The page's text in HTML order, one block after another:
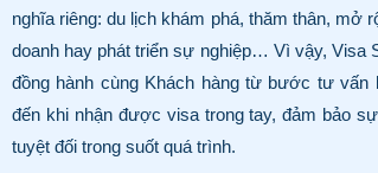
nghĩa riêng: du lịch khám phá, thăm thân, mở
doanh hay phát triển sự nghiệp… Vì vậy, Visa
đồng hành cùng Khách hàng từ bước tư vấn
đến khi nhận được visa trong tay, đảm bảo
tuyệt đối trong suốt quá trình.